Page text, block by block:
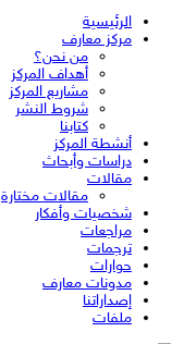
الرئيسية
مركز معارف
من نحن؟
أهداف المركز
مشاريع المركز
شروط النشر
كتابنا
أنشطة المركز
دراسات وأبحاث
مقالات
مقالات مختارة
شخصيات وأفكار
مراجعات
ترجمات
حوارات
مدونات معارف
إصداراتنا
ملفات